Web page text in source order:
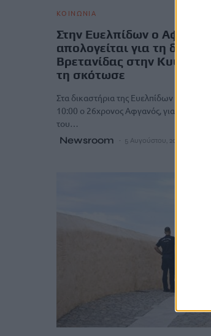
ΚΟΙΝΩΝΙΑ
Στην Ευελπίδων ο Αφγανός,
απολογείται για τη
Βρετανίδας στην Κυψέλη -
τη σκότωσε
Στα δικαστήρια της Ευελπίδων
10:00 ο 26χρονος Αφγανός, για να
του…
Newsroom 5 Αυγούστου, 2026